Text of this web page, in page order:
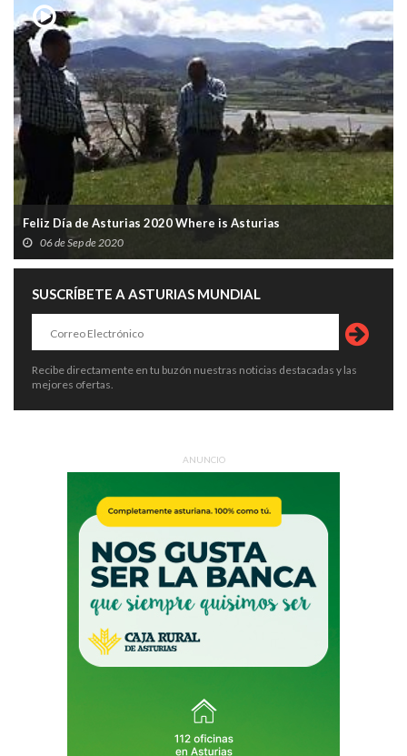
Feliz Día de Asturias 2020 Where is Asturias
06 de Sep de 2020
SUSCRÍBETE A ASTURIAS MUNDIAL
Recibe directamente en tu buzón nuestras noticias destacadas y las
mejores ofertas.
ANUNCIO